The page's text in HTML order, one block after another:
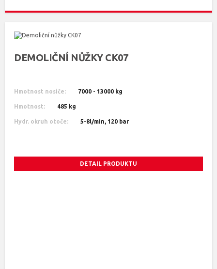
DEMOLIČNÍ NŮŽKY CK07
Hmotnost nosiče: 7000 - 13000 kg
Hmotnost: 485 kg
Hydr. okruh otoče: 5-8l/min, 120 bar
DETAIL PRODUKTU